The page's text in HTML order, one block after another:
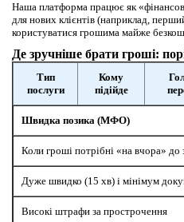
Наша платформа працює як
для нових клієнтів (наприклад,
користуватися грошима майже
Де зручніше брати гроші:
Тип
послуги
Кому
підійде
Швидка позика (МФО)
Коли гроші потрібні «на вчора» до
Дуже швидко (15 хв) і мінімум
Високі штрафи за прострочення